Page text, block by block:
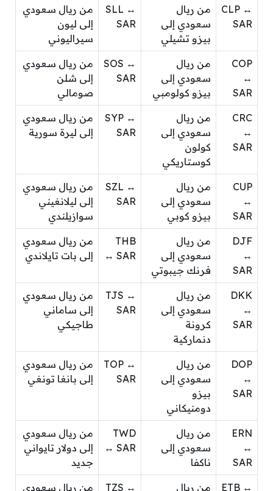
CLP ↔
SAR
من ريال
سعودي إلى
بيزو تشيلي
SLL ↔
SAR
من ريال سعودي
إلى ليون
سيراليوني
COP
↔
SAR
من ريال
سعودي إلى
بيزو كولومبي
SOS ↔
SAR
من ريال سعودي
إلى شلن
صومالي
CRC
↔
SAR
من ريال
سعودي إلى
كولون
كوستاريكي
SYP ↔
SAR
من ريال سعودي
إلى ليرة سورية
CUP
↔
SAR
من ريال
سعودي إلى
بيزو كوبي
SZL ↔
SAR
من ريال سعودي
إلى ليلانغيني
سوازيلندي
DJF
↔
SAR
من ريال
سعودي إلى
فرنك جيبوتي
THB
↔ SAR
من ريال سعودي
إلى بات تايلاندي
DKK
↔
SAR
من ريال
سعودي إلى
كرونة
دنماركية
TJS ↔
SAR
من ريال سعودي
إلى ساماني
طاجيكي
DOP
↔
SAR
من ريال
سعودي إلى
بيزو
دومنيكاني
TOP ↔
SAR
من ريال سعودي
إلى بانغا تونغي
ERN
↔
SAR
من ريال
سعودي إلى
ناكفا
TWD
↔ SAR
من ريال سعودي
إلى دولار تايواني
جديد
ETB ↔ من ريال TZS ↔ من ريال سعودي